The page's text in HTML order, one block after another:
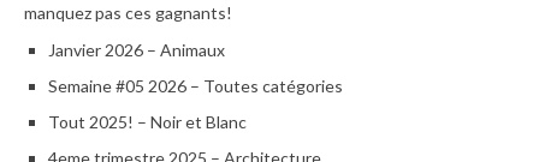
manquez pas ces gagnants!
Janvier 2026 – Animaux
Semaine #05 2026 – Toutes catégories
Tout 2025! – Noir et Blanc
4eme trimestre 2025 – Architecture